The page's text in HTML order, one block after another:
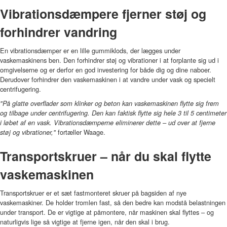
Vibrationsdæmpere fjerner støj og
forhindrer vandring
En vibrationsdæmper er en lille gummiklods, der lægges under
vaskemaskinens ben. Den forhindrer støj og vibrationer i at forplante sig ud i
omgivelserne og er derfor en god investering for både dig og dine naboer.
Derudover forhindrer den vaskemaskinen i at vandre under vask og specielt
centrifugering.
"På glatte overflader som klinker og beton kan vaskemaskinen flytte sig frem
og tilbage under centrifugering. Den kan faktisk flytte sig hele 3 til 5 centimeter
i løbet af en vask. Vibrationsdæmperne eliminerer dette – ud over at fjerne
støj og vibrationer," fortæller Waage.
Transportskruer – når du skal flytte
vaskemaskinen
Transportskruer er et sæt fastmonteret skruer på bagsiden af nye
vaskemaskiner. De holder tromlen fast, så den bedre kan modstå belastningen
under transport. De er vigtige at påmontere, når maskinen skal flyttes – og
naturligvis lige så vigtige at fjerne igen, når den skal i brug.